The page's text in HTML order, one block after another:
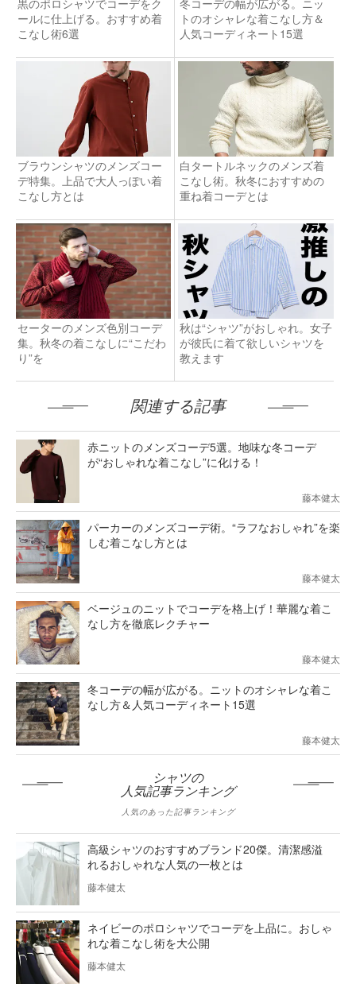
黒のポロシャツでコーデをク
ールに仕上げる。おすすめ着
こなし術6選
冬コーデの幅が広がる。ニッ
トのオシャレな着こなし方＆
人気コーディネート15選
ブラウンシャツのメンズコー
デ特集。上品で大人っぽい着
こなし方とは
白タートルネックのメンズ着
こなし術。秋冬におすすめの
重ね着コーデとは
セーターのメンズ色別コーデ
集。秋冬の着こなしに“こだわ
り”を
秋は“シャツ”がおしゃれ。女子
が彼氏に着て欲しいシャツを
教えます
関連する記事
赤ニットのメンズコーデ5選。地味な冬コーデ
が“おしゃれな着こなし”に化ける！
藤本健太
パーカーのメンズコーデ術。“ラフなおしゃれ”を楽
しむ着こなし方とは
藤本健太
ベージュのニットでコーデを格上げ！華麗な着こ
なし方を徹底レクチャー
藤本健太
冬コーデの幅が広がる。ニットのオシャレな着こ
なし方＆人気コーディネート15選
藤本健太
シャツの
人気記事ランキング
人気のあった記事ランキング
高級シャツのおすすめブランド20傑。清潔感溢
れるおしゃれな人気の一枚とは
藤本健太
ネイビーのポロシャツでコーデを上品に。おしゃ
れな着こなし術を大公開
藤本健太